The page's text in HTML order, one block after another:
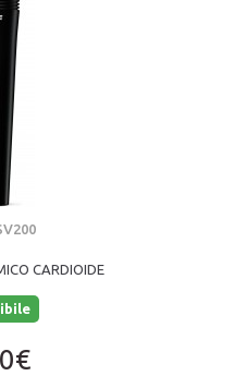
CARDIOIDE